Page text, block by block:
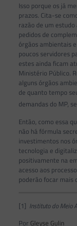
Isso porque os já
prazos. Cita-se
razão de um
pedidos de
órgãos ambientais
poucos servidores
estes ainda ficam
Ministério Público.
alguns órgãos
de quanto tempo
demandas do MP,
Então, como essa
não há fórmula
investimentos nos
tecnologia e
positivamente na
acesso aos
poderão focar mais
[1] Instituto do Meio
Por Gleyse Gulin